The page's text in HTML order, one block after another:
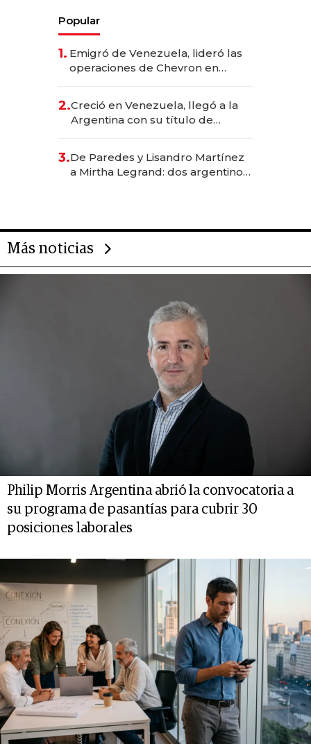
Popular
1. Emigró de Venezuela, lideró las
operaciones de Chevron en
2.Creció en Venezuela, llegó a la
Argentina con su título de
las marcas "fast premium"
3.De Paredes y Lisandro Martínez
a Mirtha Legrand: dos argentinos
Más noticias
Philip Morris Argentina abrió la convocatoria a
su programa de pasantías para cubrir 30
posiciones laborales